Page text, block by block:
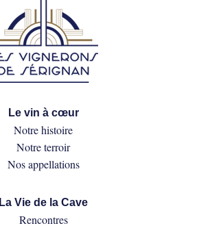
Le vin à cœur
Notre histoire
Notre terroir
Nos appellations
La Vie de la Cave
Rencontres